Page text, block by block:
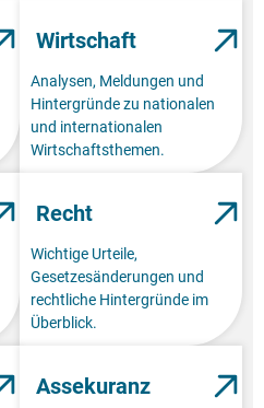
Wirtschaft
Analysen, Meldungen und
Hintergründe zu nationalen
und internationalen
Wirtschaftsthemen.
Recht
Wichtige Urteile,
Gesetzesänderungen und
rechtliche Hintergründe im
Überblick.
Assekuranz